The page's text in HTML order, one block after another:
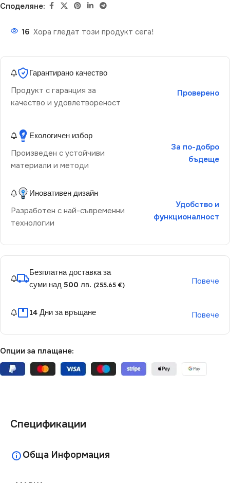
Споделяне:
16 Хора гледат този продукт сега!
Гарантирано качество
Продукт с гаранция за
качество и удовлетвореност
Проверено
Екологичен избор
Произведен с устойчиви
материали и методи
За по-добро
бъдеще
Иновативен дизайн
Разработен с най-съвременни
технологии
Удобство и
функционалност
Безплатна доставка за
суми над 500 лв. (255.65 €) Повече
14 Дни за връщане Повече
Опции за плащане:
Спецификации
Обща Информация